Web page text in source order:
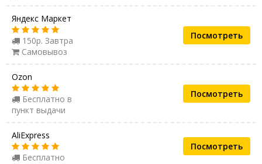
Яндекс Маркет
150р. Завтра
Самовывоз
Посмотреть
Ozon
Бесплатно в
пункт выдачи
Посмотреть
AliExpress
Бесплатно
Посмотреть